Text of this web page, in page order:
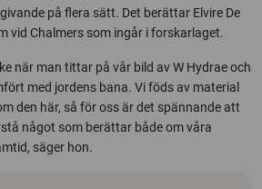
på flera sätt. Det berättar Elvire De
vid Chalmers som ingår i forskarlaget.
när man tittar på vår bild av W Hydrae och
med jordens bana. Vi föds av material
den här, så för oss är det spännande att
något som berättar både om våra
säger hon.